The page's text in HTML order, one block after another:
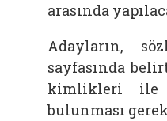
arasında
Adayların,
sayfasında
kimlikleri ile
bulunması